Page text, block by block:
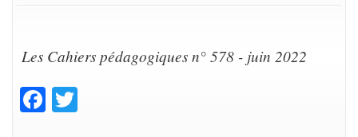
Les Cahiers pédagogiques n° 578 - juin 2022
Facebook